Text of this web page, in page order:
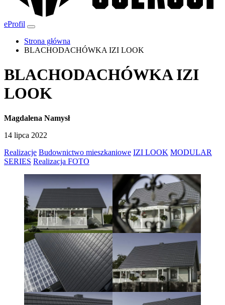
eProfil
Strona główna
BLACHODACHÓWKA IZI LOOK
BLACHODACHÓWKA IZI
LOOK
Magdalena Namysł
14 lipca 2022
Realizacje Budownictwo mieszkaniowe IZI LOOK MODULAR
SERIES Realizacja FOTO